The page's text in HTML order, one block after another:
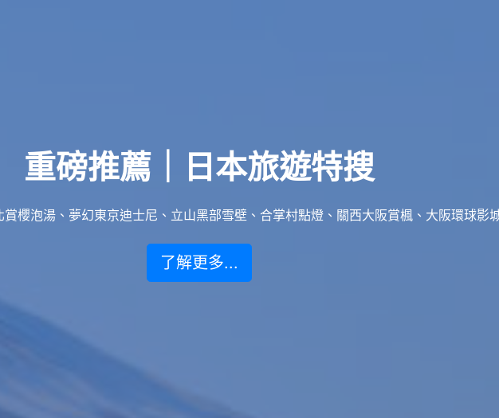
重磅推薦｜日本旅遊特搜
櫻泡湯、夢幻東京迪士尼、立山黑部雪壁、合掌村點燈、關西大阪賞楓、大阪環球影
了解更多...